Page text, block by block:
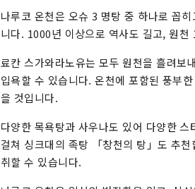
나루코 온천은 오슈 3 명탕 중 하나로 꼽
니다. 1000년 이상으로 역사도 길고, 원
료칸 스가와라노유는 모두 원천을 흘려보
입욕할 수 있습니다. 온천에 포함된 풍부
을 것입니다.
다양한 목욕탕과 사우나도 있어 다양한
걸쳐 싱크대의 족탕 「창천의 탕」도 추
취할 수 있습니다.